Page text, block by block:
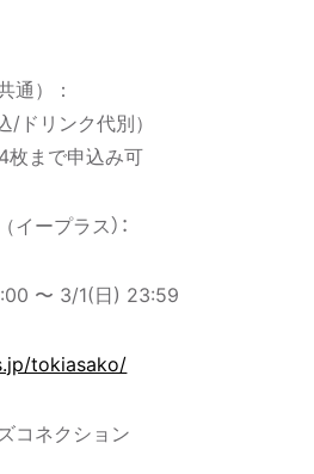
通）：
ドリンク代別）
枚まで申込み可
ープラス）：
〜 3/1(⽇) 23:59
tokiasako/
コネクション